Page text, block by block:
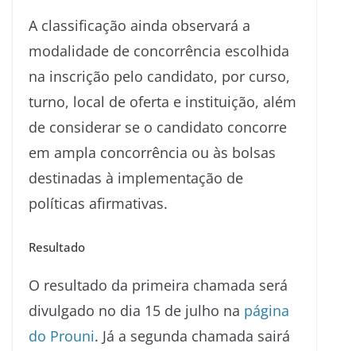
A classificação ainda observará a
modalidade de concorrência escolhida
na inscrição pelo candidato, por curso,
turno, local de oferta e instituição, além
de considerar se o candidato concorre
em ampla concorrência ou às bolsas
destinadas à implementação de
políticas afirmativas.
Resultado
O resultado da primeira chamada será
divulgado no dia 15 de julho na página
do Prouni. Já a segunda chamada sairá